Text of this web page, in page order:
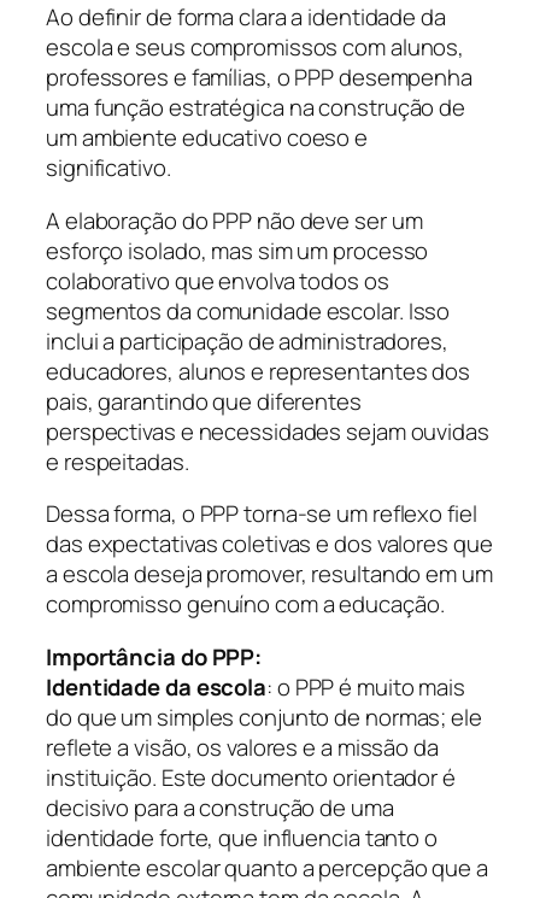
Ao definir de forma clara a identidade da
escola e seus compromissos com alunos,
professores e famílias, o PPP desempenha
uma função estratégica na construção de
um ambiente educativo coeso e
significativo.
A elaboração do PPP não deve ser um
esforço isolado, mas sim um processo
colaborativo que envolva todos os
segmentos da comunidade escolar. Isso
inclui a participação de administradores,
educadores, alunos e representantes dos
pais, garantindo que diferentes
perspectivas e necessidades sejam ouvidas
e respeitadas.
Dessa forma, o PPP torna-se um reflexo fiel
das expectativas coletivas e dos valores que
a escola deseja promover, resultando em um
compromisso genuíno com a educação.
Importância do PPP:
Identidade da escola: o PPP é muito mais
do que um simples conjunto de normas; ele
reflete a visão, os valores e a missão da
instituição. Este documento orientador é
decisivo para a construção de uma
identidade forte, que influencia tanto o
ambiente escolar quanto a percepção que a